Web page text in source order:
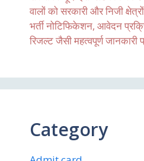
वालों को सरकारी और निजी
भर्ती नोटिफिकेशन, आवेदन
रिजल्ट जैसी महत्वपूर्ण जानकारी
Category